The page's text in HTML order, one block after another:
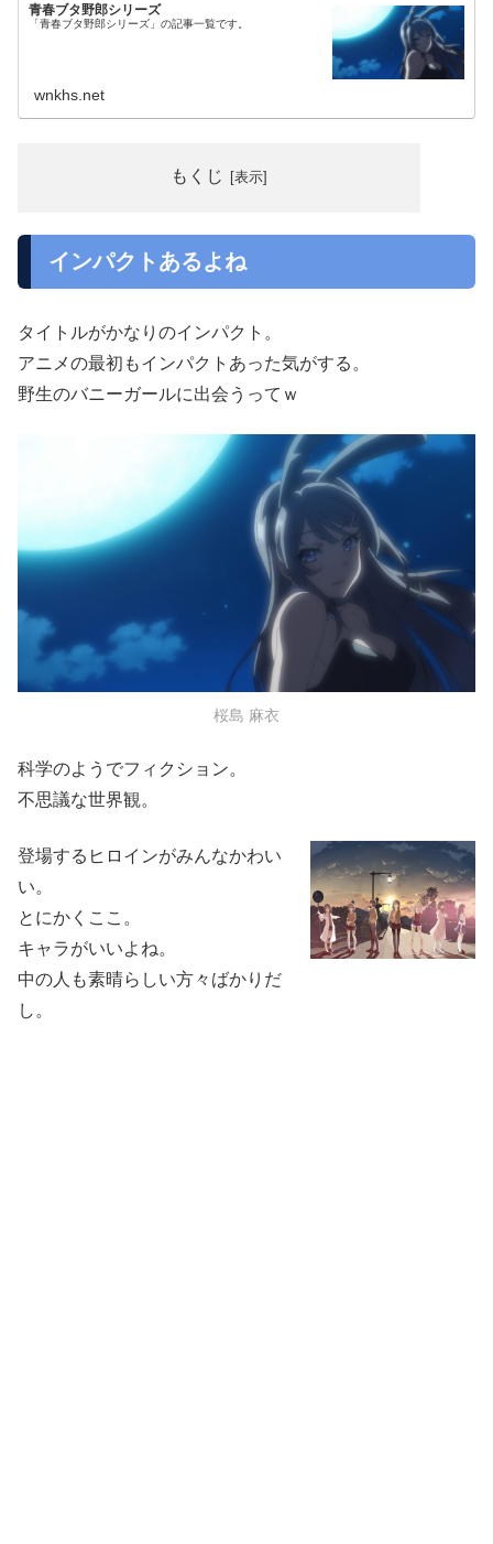
青春ブタ野郎シリーズ
「青春ブタ野郎シリーズ」の記事一覧です。
wnkhs.net
もくじ
インパクトあるよね
タイトルがかなりのインパクト。
アニメの最初もインパクトあった気がする。
野生のバニーガールに出会うってｗ
桜島 麻衣
科学のようでフィクション。
不思議な世界観。
登場するヒロインがみんなかわい
い。
とにかくここ。
キャラがいいよね。
中の人も素晴らしい方々ばかりだ
し。